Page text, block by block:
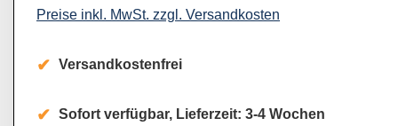
Preise inkl. MwSt. zzgl. Versandkosten
Versandkostenfrei
Sofort verfügbar, Lieferzeit: 3-4 Wochen